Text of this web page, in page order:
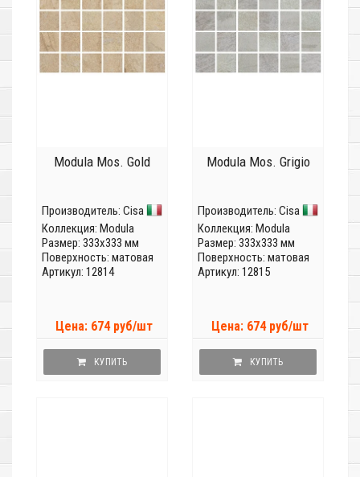
Modula Mos. Gold
Производитель: Cisa
Коллекция: Modula
Размер: 333x333 мм
Поверхность: матовая
Артикул: 12814
Цена: 674 руб/шт
КУПИТЬ
Modula Mos. Grigio
Производитель: Cisa
Коллекция: Modula
Размер: 333x333 мм
Поверхность: матовая
Артикул: 12815
Цена: 674 руб/шт
КУПИТЬ